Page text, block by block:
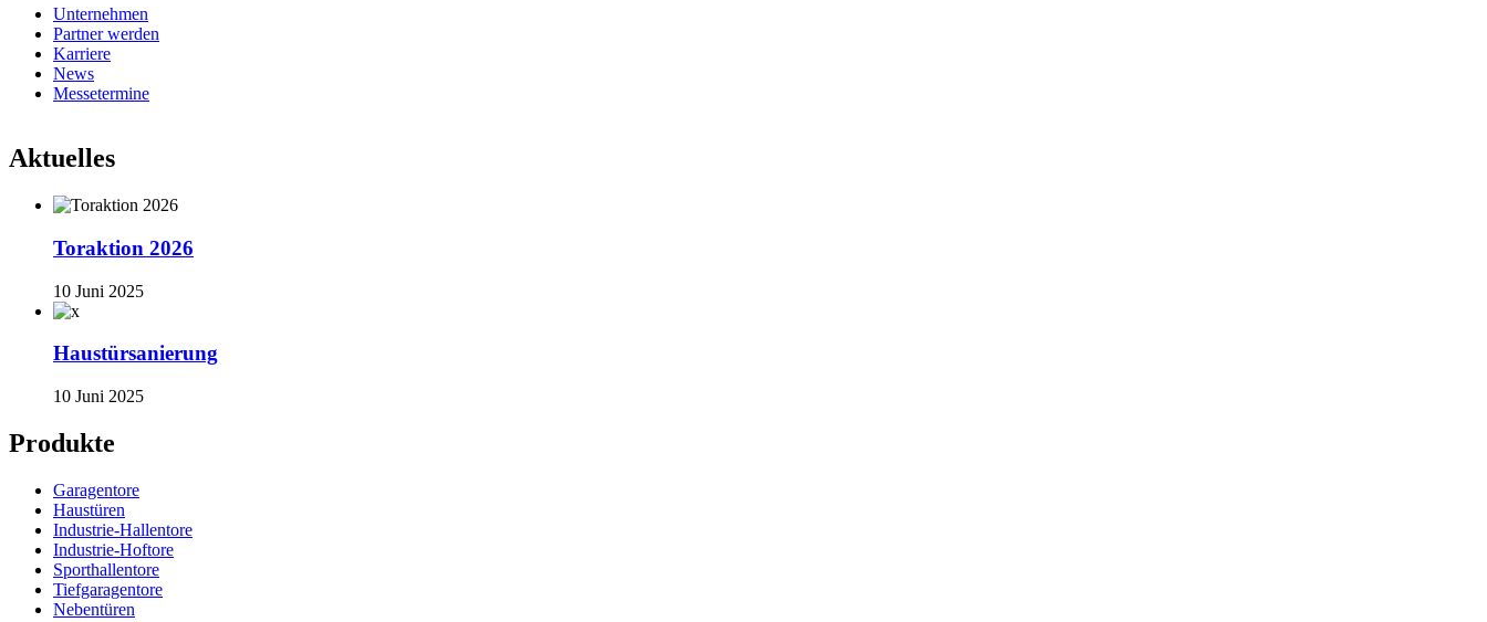
Unternehmen
Partner werden
Karriere
News
Messetermine
Aktuelles
Toraktion 2026
10 Juni 2025
Haustürsanierung
10 Juni 2025
Produkte
Garagentore
Haustüren
Industrie-Hallentore
Industrie-Hoftore
Sporthallentore
Tiefgaragentore
Nebentüren